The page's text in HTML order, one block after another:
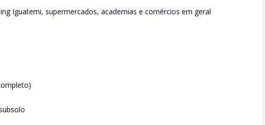
Iguatemi, supermercados, academias e comércios em geral